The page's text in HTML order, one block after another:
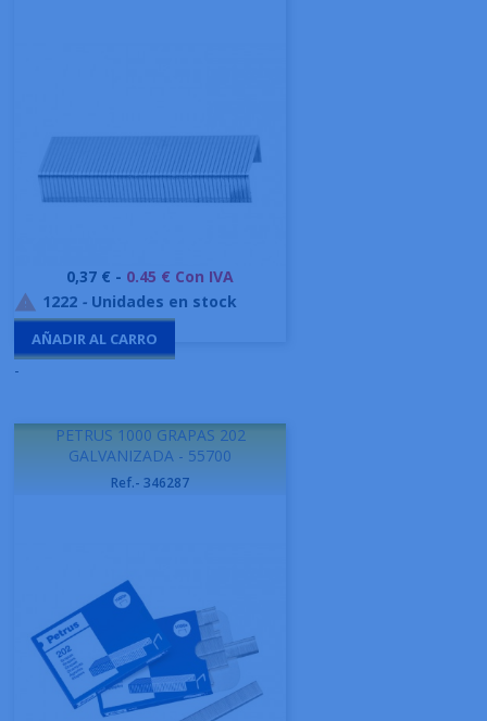
Precio
0,37 € - 0.45 € Con IVA
 1222 - Unidades en stock
AÑADIR AL CARRO
-
PETRUS 1000 GRAPAS 202
GALVANIZADA - 55700
Ref.- 346287